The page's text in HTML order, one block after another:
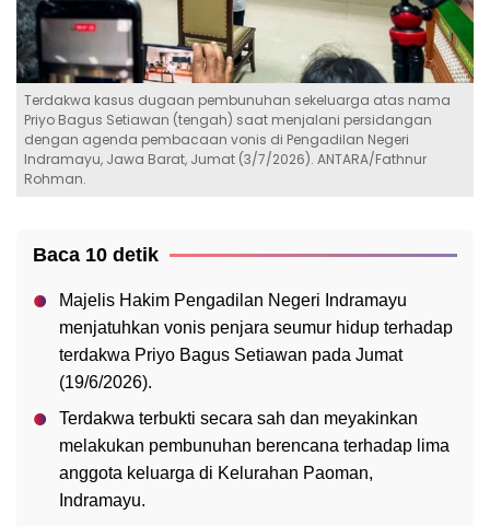
Terdakwa kasus dugaan pembunuhan sekeluarga atas nama
Priyo Bagus Setiawan (tengah) saat menjalani persidangan
dengan agenda pembacaan vonis di Pengadilan Negeri
Indramayu, Jawa Barat, Jumat (3/7/2026). ANTARA/Fathnur
Rohman.
Baca 10 detik
Majelis Hakim Pengadilan Negeri Indramayu
menjatuhkan vonis penjara seumur hidup terhadap
terdakwa Priyo Bagus Setiawan pada Jumat
(19/6/2026).
Terdakwa terbukti secara sah dan meyakinkan
melakukan pembunuhan berencana terhadap lima
anggota keluarga di Kelurahan Paoman,
Indramayu.